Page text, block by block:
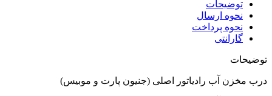
توضیحات
نحوه ارسال
نحوه پرداخت
گارانتی
توضیحات
درب مخزن آب رادیاتور اصلی (جنیون پارت و موبیس)